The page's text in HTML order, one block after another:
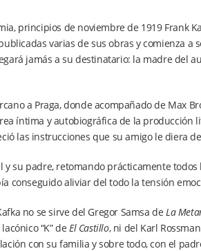
principios de noviembre de 1919 Frank
varias de sus obras y comienza a
jamás a su destinatario: la madre del
a Praga, donde acompañado de Max
íntima y autobiográfica de la producción
las instrucciones que su amigo le diera
su padre, retomando prácticamente
conseguido aliviar del todo la tensión
no se sirve del Gregor Samsa de La
“K” de El Castillo, ni del Karl
con su familia y sobre todo, con el